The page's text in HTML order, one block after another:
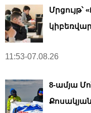
11:53-07.08.26
8-ամյա